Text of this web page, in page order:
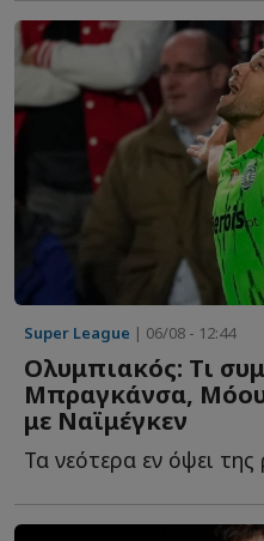
Super League | 06/08 - 12:44
Ολυμπιακός: Τι
Μπραγκάνσα,
με Ναϊμέγκεν